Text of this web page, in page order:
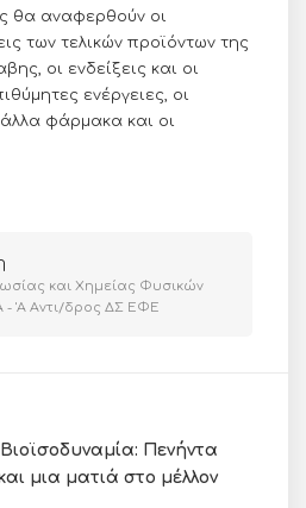
θα αναφερθούν οι
των τελικών προϊόντων της
οι ενδείξεις και οι
ενέργειες, οι
φάρμακα και οι
και Χημείας Φυσικών
- 'Α Αντι/δρος ΔΣ ΕΦΕ
Πενήντα
μια ματιά στο μέλλον